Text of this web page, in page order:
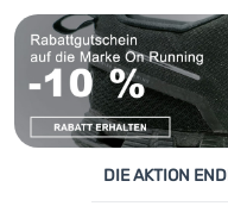
DIE AKTION